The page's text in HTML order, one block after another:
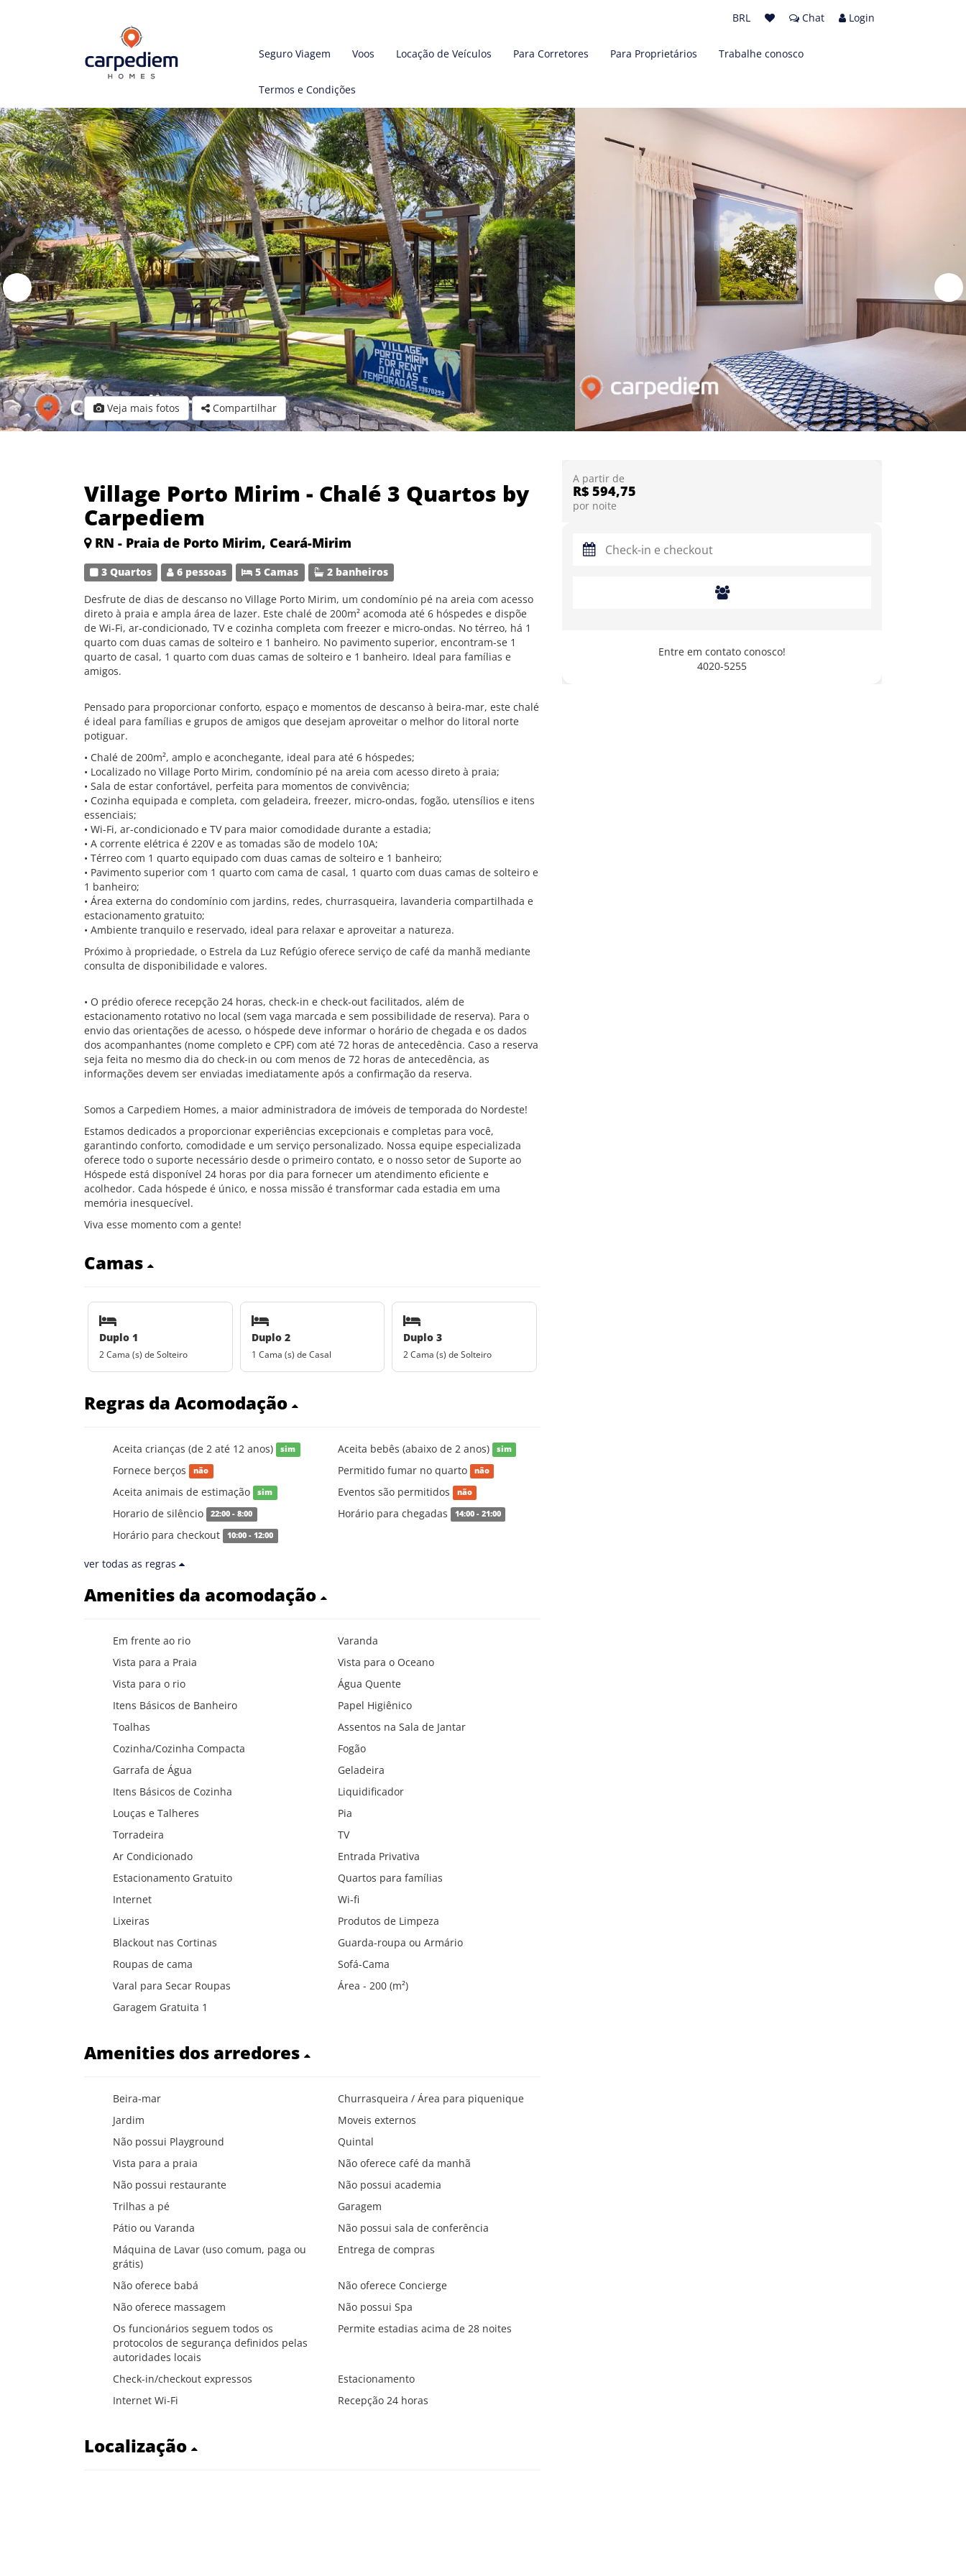
BRL Chat Login
Seguro Viagem Voos Locação de Veículos Para Corretores Para Proprietários Trabalhe conosco
Termos e Condições
Veja mais fotos Compartilhar
Village Porto Mirim - Chalé 3 Quartos by
Carpediem
RN - Praia de Porto Mirim, Ceará-Mirim
3 Quartos 6 pessoas 5 Camas 2 banheiros
Desfrute de dias de descanso no Village Porto Mirim, um condomínio pé na areia com acesso
direto à praia e ampla área de lazer. Este chalé de 200m² acomoda até 6 hóspedes e dispõe
de Wi-Fi, ar-condicionado, TV e cozinha completa com freezer e micro-ondas. No térreo, há 1
quarto com duas camas de solteiro e 1 banheiro. No pavimento superior, encontram-se 1
quarto de casal, 1 quarto com duas camas de solteiro e 1 banheiro. Ideal para famílias e
amigos.
Pensado para proporcionar conforto, espaço e momentos de descanso à beira-mar, este chalé
é ideal para famílias e grupos de amigos que desejam aproveitar o melhor do litoral norte
potiguar.
• Chalé de 200m², amplo e aconchegante, ideal para até 6 hóspedes;
• Localizado no Village Porto Mirim, condomínio pé na areia com acesso direto à praia;
• Sala de estar confortável, perfeita para momentos de convivência;
• Cozinha equipada e completa, com geladeira, freezer, micro-ondas, fogão, utensílios e itens
essenciais;
• Wi-Fi, ar-condicionado e TV para maior comodidade durante a estadia;
• A corrente elétrica é 220V e as tomadas são de modelo 10A;
• Térreo com 1 quarto equipado com duas camas de solteiro e 1 banheiro;
• Pavimento superior com 1 quarto com cama de casal, 1 quarto com duas camas de solteiro e
1 banheiro;
• Área externa do condomínio com jardins, redes, churrasqueira, lavanderia compartilhada e
estacionamento gratuito;
• Ambiente tranquilo e reservado, ideal para relaxar e aproveitar a natureza.
Próximo à propriedade, o Estrela da Luz Refúgio oferece serviço de café da manhã mediante
consulta de disponibilidade e valores.
• O prédio oferece recepção 24 horas, check-in e check-out facilitados, além de
estacionamento rotativo no local (sem vaga marcada e sem possibilidade de reserva). Para o
envio das orientações de acesso, o hóspede deve informar o horário de chegada e os dados
dos acompanhantes (nome completo e CPF) com até 72 horas de antecedência. Caso a reserva
seja feita no mesmo dia do check-in ou com menos de 72 horas de antecedência, as
informações devem ser enviadas imediatamente após a confirmação da reserva.
Somos a Carpediem Homes, a maior administradora de imóveis de temporada do Nordeste!
Estamos dedicados a proporcionar experiências excepcionais e completas para você,
garantindo conforto, comodidade e um serviço personalizado. Nossa equipe especializada
oferece todo o suporte necessário desde o primeiro contato, e o nosso setor de Suporte ao
Hóspede está disponível 24 horas por dia para fornecer um atendimento eficiente e
acolhedor. Cada hóspede é único, e nossa missão é transformar cada estadia em uma
memória inesquecível.
Viva esse momento com a gente!
Camas
Duplo 1
2 Cama (s) de Solteiro
Duplo 2
1 Cama (s) de Casal
Duplo 3
2 Cama (s) de Solteiro
Regras da Acomodação
Aceita crianças (de 2 até 12 anos) sim Aceita bebês (abaixo de 2 anos) sim
Fornece berços não Permitido fumar no quarto não
Aceita animais de estimação sim Eventos são permitidos não
Horario de silêncio 22:00 - 8:00 Horário para chegadas 14:00 - 21:00
Horário para checkout 10:00 - 12:00
ver todas as regras
Amenities da acomodação
Em frente ao rio
Varanda
Vista para a Praia
Vista para o Oceano
Vista para o rio
Água Quente
Itens Básicos de Banheiro
Papel Higiênico
Toalhas
Assentos na Sala de Jantar
Cozinha/Cozinha Compacta
Fogão
Garrafa de Água
Geladeira
Itens Básicos de Cozinha
Liquidificador
Louças e Talheres
Pia
Torradeira
TV
Ar Condicionado
Entrada Privativa
Estacionamento Gratuito
Quartos para famílias
Internet
Wi-fi
Lixeiras
Produtos de Limpeza
Blackout nas Cortinas
Guarda-roupa ou Armário
Roupas de cama
Sofá-Cama
Varal para Secar Roupas
Área - 200 (m²)
Garagem Gratuita 1
Amenities dos arredores
Beira-mar
Churrasqueira / Área para piquenique
Jardim
Moveis externos
Não possui Playground
Quintal
Vista para a praia
Não oferece café da manhã
Não possui restaurante
Não possui academia
Trilhas a pé
Garagem
Pátio ou Varanda
Não possui sala de conferência
Máquina de Lavar (uso comum, paga ou
grátis)
Entrega de compras
Não oferece babá
Não oferece Concierge
Não oferece massagem
Não possui Spa
Os funcionários seguem todos os
protocolos de segurança definidos pelas
autoridades locais
Permite estadias acima de 28 noites
Check-in/checkout expressos
Estacionamento
Internet Wi-Fi
Recepção 24 horas
Localização
A partir de
R$ 594,75
por noite
Entre em contato conosco!
4020-5255